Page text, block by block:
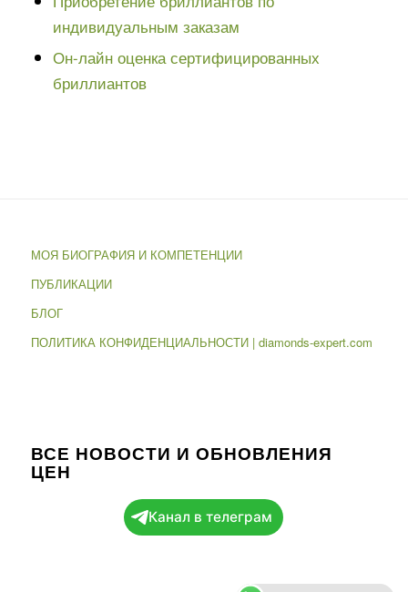
индивидуальным заказам
Он-лайн оценка сертифицированных
бриллиантов
МОЯ БИОГРАФИЯ И КОМПЕТЕНЦИИ
ПУБЛИКАЦИИ
БЛОГ
ПОЛИТИКА КОНФИДЕНЦИАЛЬНОСТИ | diamonds-expert.com
ВСЕ НОВОСТИ И ОБНОВЛЕНИЯ
ЦЕН
Канал в телеграм